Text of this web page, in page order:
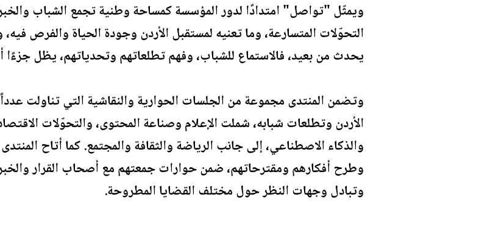
ويمثّل "تواصل" امتدادًا لدور المؤسسة كمساحة وطنية تجمع الشباب
التحوّلات المتسارعة، وما تعنيه لمستقبل الأردن وجودة الحياة والفرص
يحدث من بعيد، فالاستماع للشباب، وفهم تطلعاتهم وتحدياتهم، يظل جزءًا
وتضمن المنتدى مجموعة من الجلسات الحوارية والنقاشية التي تناولت
الأردن وتطلعات شبابه، شملت الإعلام وصناعة المحتوى، والتحوّلات
والذكاء الاصطناعي، إلى جانب الرياضة والثقافة والمجتمع. كما أتاح
وطرح أفكارهم ومقترحاتهم، ضمن حوارات جمعتهم مع أصحاب القرار
وتبادل وجهات النظر حول مختلف القضايا المطروحة.